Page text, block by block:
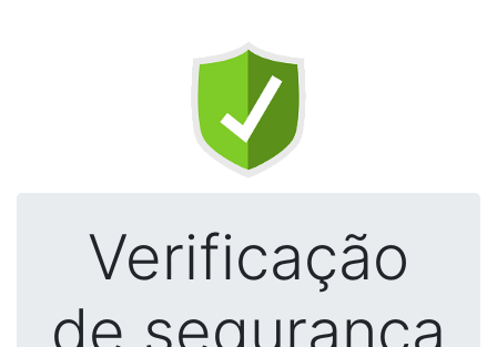
Verificação
de segurança